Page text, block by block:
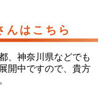
んはこちら
、神奈川県などでも
開中ですので、貴方